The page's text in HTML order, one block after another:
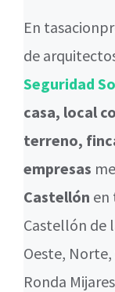
En
de
Seguridad
casa, local
terreno,
empresas
Castellón en
Castellón de
Oeste, Norte,
Ronda